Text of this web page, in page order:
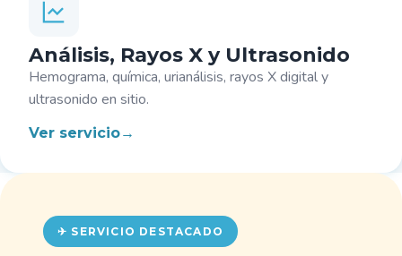
Análisis, Rayos X y Ultrasonido
Hemograma, química, urianálisis, rayos X digital y
ultrasonido en sitio.
Ver servicio
✈ SERVICIO DESTACADO